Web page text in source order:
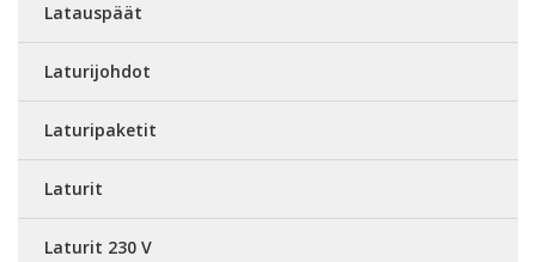
Latauspäät
Laturijohdot
Laturipaketit
Laturit
Laturit 230 V